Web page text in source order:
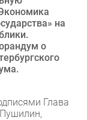
на
о
Глава